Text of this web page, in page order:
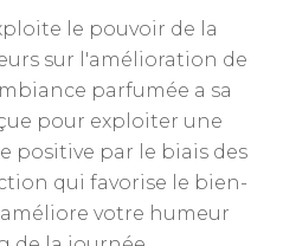
le pouvoir de la
sur l'amélioration de
parfumée a sa
pour exploiter une
positive par le biais des
qui favorise le bien-
votre humeur